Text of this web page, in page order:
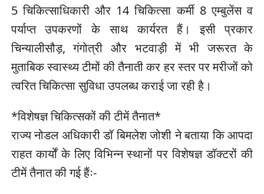
5 चिकित्साधिकारी और 14 चिकित्सा कर्मी 8 एम्बुलेंस व
पर्याप्त उपकरणों के साथ कार्यरत हैं। इसी प्रकार
चिन्यालीसौड़, गंगोत्री और भटवाड़ी में भी जरूरत के
मुताबिक स्वास्थ्य टीमों की तैनाती कर हर स्तर पर मरीजों को
त्वरित चिकित्सा सुविधा उपलब्ध कराई जा रही है।
*विशेषज्ञ चिकित्सकों की टीमें तैनात*
राज्य नोडल अधिकारी डॉ बिमलेश जोशी ने बताया कि आपदा
राहत कार्यों के लिए विभिन्न स्थानों पर विशेषज्ञ डॉक्टरों की
टीमें तैनात की गई हैंः-